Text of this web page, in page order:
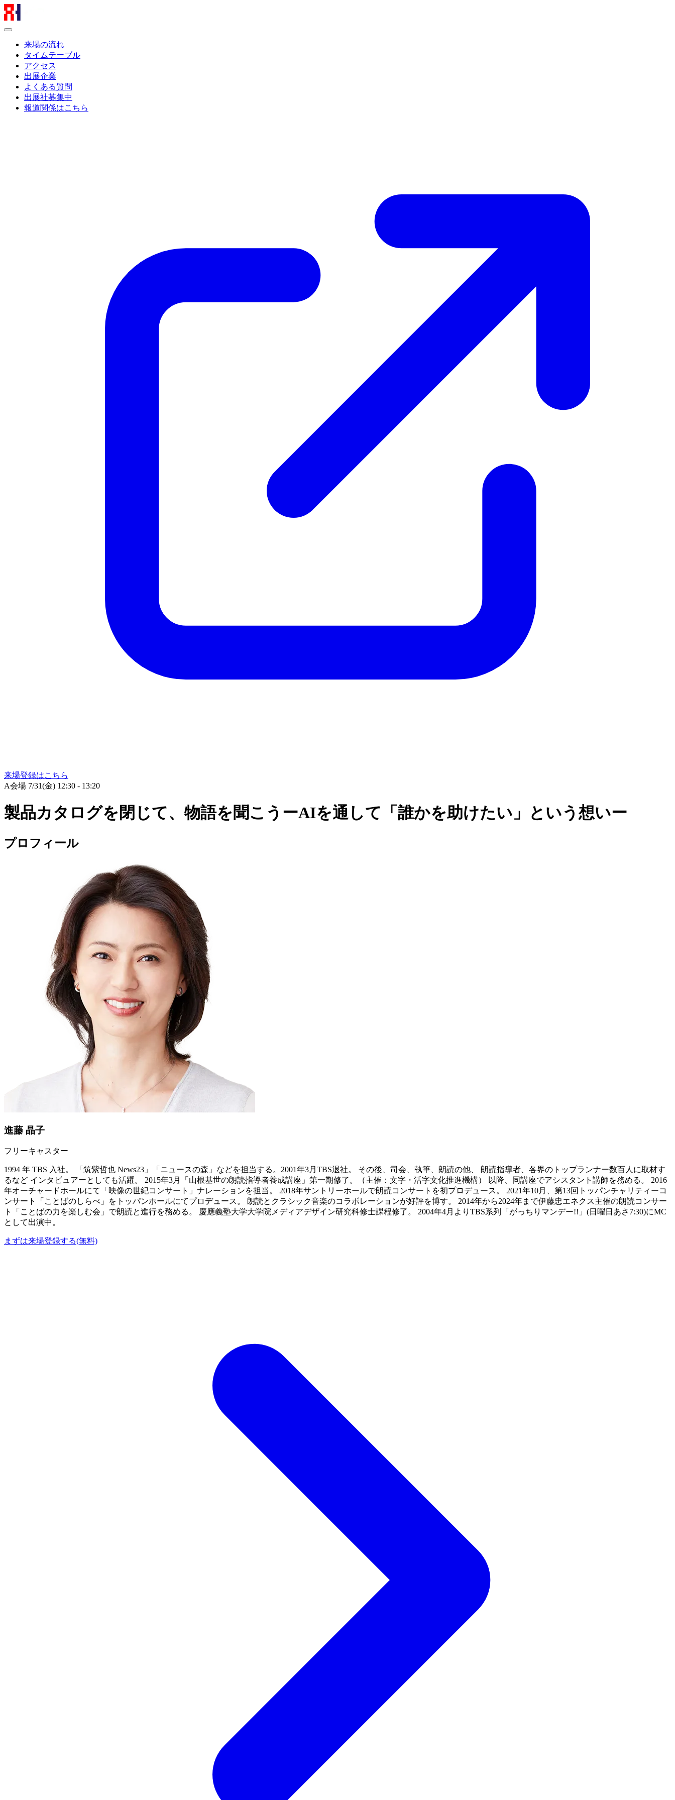
来場の流れ
タイムテーブル
アクセス
出展企業
よくある質問
出展社募集中
報道関係はこちら
来場登録はこちら
A会場 7/31(金) 12:30 - 13:20
製品カタログを閉じて、物語を聞こうーAIを通して「誰かを助けたい」という想いー
プロフィール
進藤 晶子
フリーキャスター
1994 年 TBS 入社。 「筑紫哲也 News23」「ニュースの森」などを担当する。2001年3月TBS退社。 その後、司会、執筆、朗読の他、 朗読指導者、各界のトップランナー数百人に取材す
るなど インタビュアーとしても活躍。 2015年3月「山根基世の朗読指導者養成講座」第一期修了。（主催：文字・活字文化推進機構） 以降、同講座でアシスタント講師を務める。 2016
年オーチャードホールにて「映像の世紀コンサート」ナレーションを担当。 2018年サントリーホールで朗読コンサートを初プロデュース。 2021年10月、第13回トッパンチャリティーコ
ンサート「ことばのしらべ」をトッパンホールにてプロデュース。 朗読とクラシック音楽のコラボレーションが好評を博す。 2014年から2024年まで伊藤忠エネクス主催の朗読コンサー
ト「ことばの力を楽しむ会」で朗読と進行を務める。 慶應義塾大学大学院メディアデザイン研究科修士課程修了。 2004年4月よりTBS系列「がっちりマンデー!!」(日曜日あさ7:30)にMC
として出演中。
まずは来場登録する(無料)